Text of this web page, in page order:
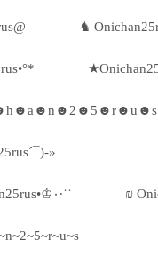
♞
»
˙˙·٠♔•Onichan25rus•♔٠·˙˙ ₪